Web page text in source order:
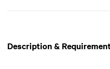
Description &